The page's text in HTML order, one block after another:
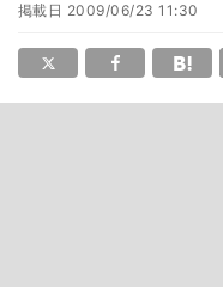
掲載日 2009/06/23 11:30